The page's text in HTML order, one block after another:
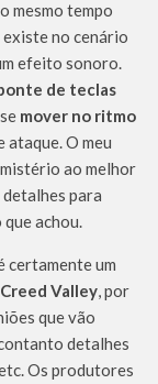
mesmo tempo
no cenário
efeito sonoro.
de teclas
mover no ritmo
ataque. O meu
ao melhor
detalhes para
achou.
certamente um
Valley, por
que vão
detalhes
Os produtores